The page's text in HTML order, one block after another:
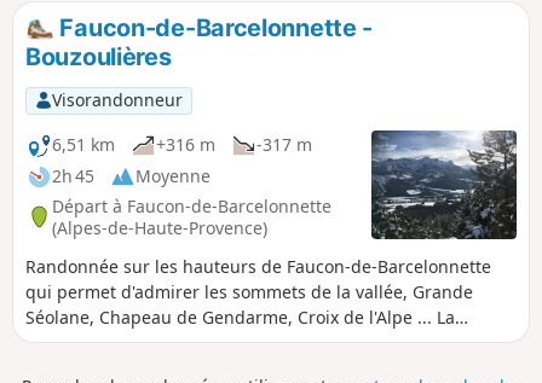
Parpaillon avec son tunnel ainsi que du Grand Berard pour
atteindre le Col de la Pare, puis le refuge éponyme au
milieu de la Forêt du Riou Bourdoux.
Faucon-de-Barcelonnette -
Bouzoulières
Visorandonneur
6,51 km
+316 m
-317 m
2h 45
Moyenne
Départ à Faucon-de-Barcelonnette
(Alpes-de-Haute-Provence)
Randonnée sur les hauteurs de Faucon-de-Barcelonnette
qui permet d'admirer les sommets de la vallée, Grande
Séolane, Chapeau de Gendarme, Croix de l'Alpe ... La
randonnée se fait principalement sur une petite route